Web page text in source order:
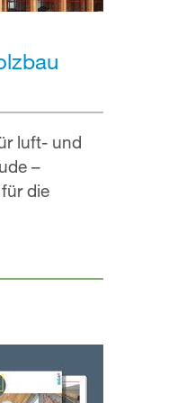
luft- und
–
die